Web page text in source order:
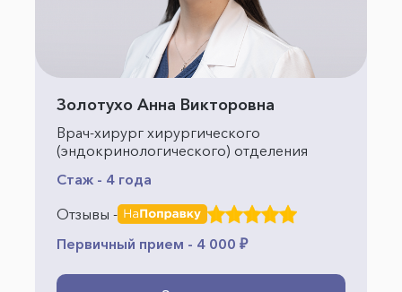
Золотухо Анна Викторовна
Врач-хирург хирургического
(эндокринологического) отделения
Стаж - 4 года
Отзывы -
Первичный прием - 4 000 ₽